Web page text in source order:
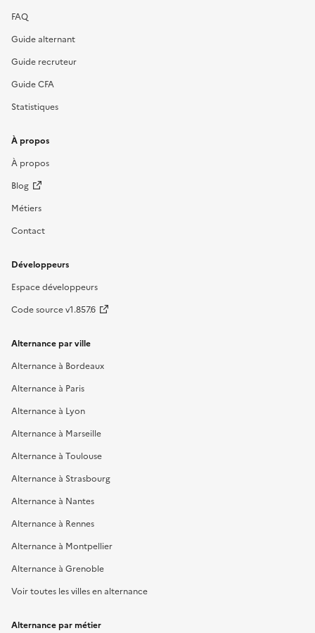
FAQ
Guide alternant
Guide recruteur
Guide CFA
Statistiques
À propos
À propos
Blog
Métiers
Contact
Développeurs
Espace développeurs
Code source v1.857.6
Alternance par ville
Alternance à Bordeaux
Alternance à Paris
Alternance à Lyon
Alternance à Marseille
Alternance à Toulouse
Alternance à Strasbourg
Alternance à Nantes
Alternance à Rennes
Alternance à Montpellier
Alternance à Grenoble
Voir toutes les villes en alternance
Alternance par métier